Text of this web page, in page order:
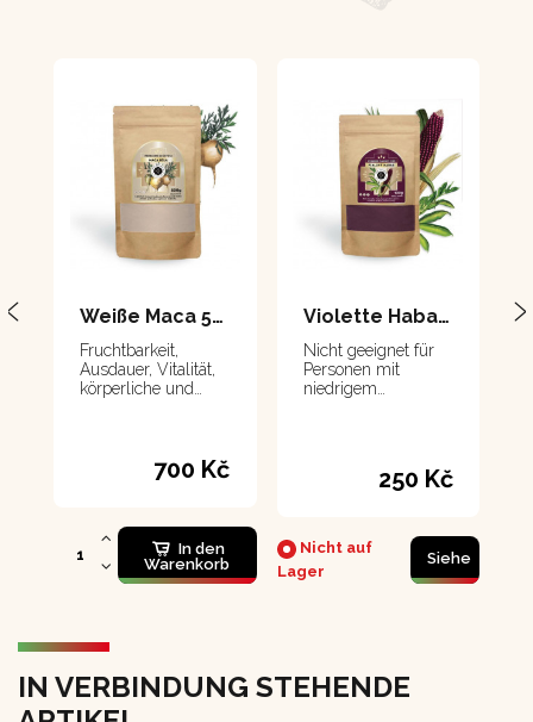
Weiße Maca 500 g
Fruchtbarkeit,
Ausdauer, Vitalität,
körperliche und
700 Kč
In den
Warenkorb
Violette Habas 100 g
Nicht geeignet für
Personen mit
niedrigem
250 Kč
Nicht auf
Lager
Siehe
IN VERBINDUNG STEHENDE